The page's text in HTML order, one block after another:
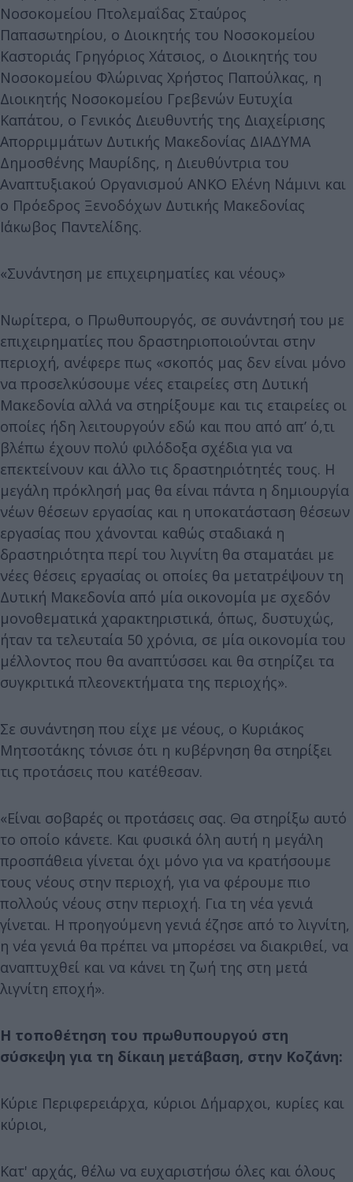
Νοσοκομείου Πτολεμαΐδας Σταύρος
Παπασωτηρίου, ο Διοικητής του Νοσοκομείου
Καστοριάς Γρηγόριος Χάτσιος, ο Διοικητής του
Νοσοκομείου Φλώρινας Χρήστος Παπούλκας, η
Διοικητής Νοσοκομείου Γρεβενών Ευτυχία
Καπάτου, ο Γενικός Διευθυντής της Διαχείρισης
Απορριμμάτων Δυτικής Μακεδονίας ΔΙΑΔΥΜΑ
Δημοσθένης Μαυρίδης, η Διευθύντρια του
Αναπτυξιακού Οργανισμού ΑΝΚΟ Ελένη Νάμινι και
ο Πρόεδρος Ξενοδόχων Δυτικής Μακεδονίας
Ιάκωβος Παντελίδης.
«Συνάντηση με επιχειρηματίες και νέους»
Νωρίτερα, ο Πρωθυπουργός, σε συνάντησή του με
επιχειρηματίες που δραστηριοποιούνται στην
περιοχή, ανέφερε πως «σκοπός μας δεν είναι μόνο
να προσελκύσουμε νέες εταιρείες στη Δυτική
Μακεδονία αλλά να στηρίξουμε και τις εταιρείες οι
οποίες ήδη λειτουργούν εδώ και που από απ’ ό,τι
βλέπω έχουν πολύ φιλόδοξα σχέδια για να
επεκτείνουν και άλλο τις δραστηριότητές τους. Η
μεγάλη πρόκλησή μας θα είναι πάντα η δημιουργία
νέων θέσεων εργασίας και η υποκατάσταση θέσεων
εργασίας που χάνονται καθώς σταδιακά η
δραστηριότητα περί του λιγνίτη θα σταματάει με
νέες θέσεις εργασίας οι οποίες θα μετατρέψουν τη
Δυτική Μακεδονία από μία οικονομία με σχεδόν
μονοθεματικά χαρακτηριστικά, όπως, δυστυχώς,
ήταν τα τελευταία 50 χρόνια, σε μία οικονομία του
μέλλοντος που θα αναπτύσσει και θα στηρίζει τα
συγκριτικά πλεονεκτήματα της περιοχής».
Σε συνάντηση που είχε με νέους, ο Κυριάκος
Μητσοτάκης τόνισε ότι η κυβέρνηση θα στηρίξει
τις προτάσεις που κατέθεσαν.
«Είναι σοβαρές οι προτάσεις σας. Θα στηρίξω αυτό
το οποίο κάνετε. Και φυσικά όλη αυτή η μεγάλη
προσπάθεια γίνεται όχι μόνο για να κρατήσουμε
τους νέους στην περιοχή, για να φέρουμε πιο
πολλούς νέους στην περιοχή. Για τη νέα γενιά
γίνεται. Η προηγούμενη γενιά έζησε από το λιγνίτη,
η νέα γενιά θα πρέπει να μπορέσει να διακριθεί, να
αναπτυχθεί και να κάνει τη ζωή της στη μετά
λιγνίτη εποχή».
Η τοποθέτηση του πρωθυπουργού στη
σύσκεψη για τη δίκαιη μετάβαση, στην Κοζάνη:
Κύριε Περιφερειάρχα, κύριοι Δήμαρχοι, κυρίες και
κύριοι,
Κατ' αρχάς, θέλω να ευχαριστήσω όλες και όλους